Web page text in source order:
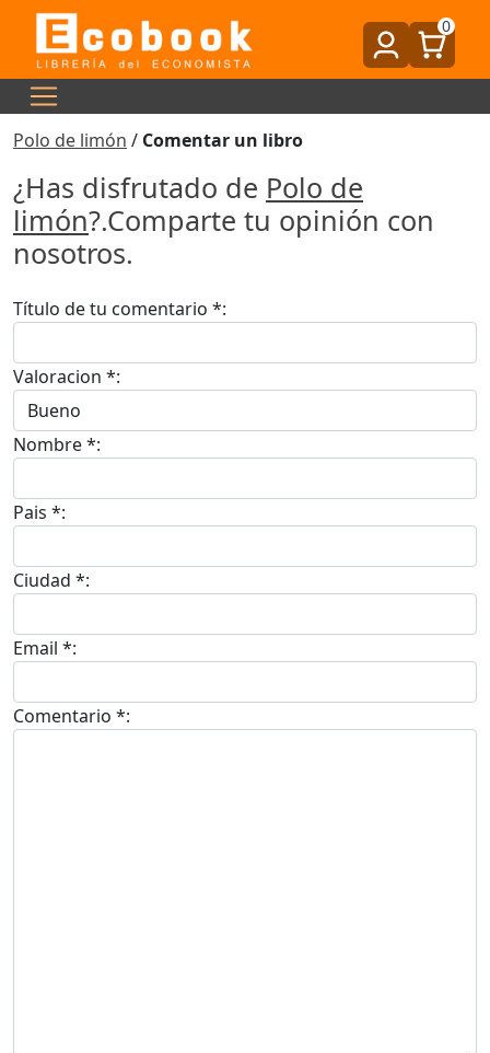
0
Polo de limón / Comentar un libro
¿Has disfrutado de Polo de
limón?.Comparte tu opinión con
nosotros.
Título de tu comentario *:
Valoracion *:
Nombre *:
Pais *:
Ciudad *:
Email *:
Comentario *: